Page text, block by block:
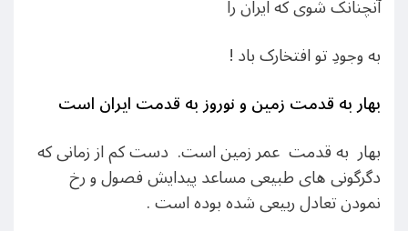
آنچنانک شوی که ایران را
به وجودِ تو افتخارک باد !
بهار به قدمت زمین و نوروز به قدمت ایران است
بهار به قدمت عمر زمین است. دست کم از زمانی که
دگرگونی های طبیعی مساعد پیدایش فصول و رخ
نمودن تعادل ربیعی شده بوده است .